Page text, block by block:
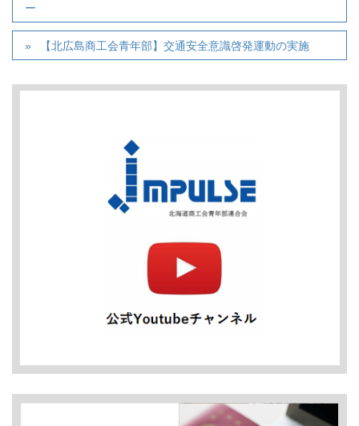
ー
【北広島商工会青年部】交通安全意識啓発運動の実施